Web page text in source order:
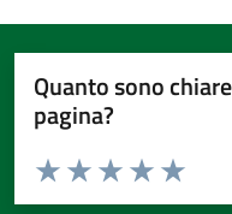
Quanto sono
pagina?
Valuta da 1 a 5 stelle la pagina
Valuta 5
Valuta 4
Valuta 3 stelle
Valuta 2 stelle su 5
Valuta 1 stelle su 5